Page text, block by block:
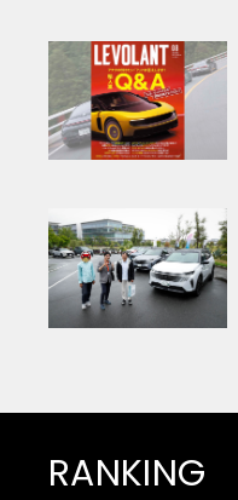
RANKING